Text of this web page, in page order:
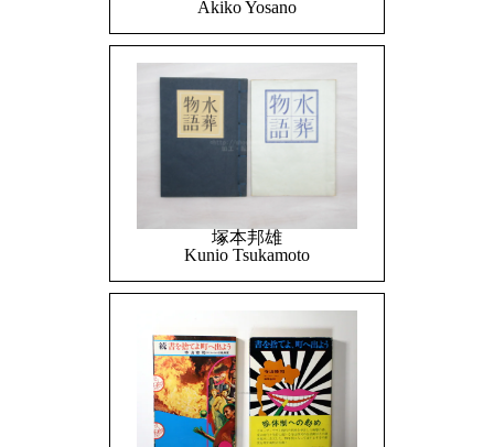
Akiko Yosano
塚本邦雄
Kunio Tsukamoto